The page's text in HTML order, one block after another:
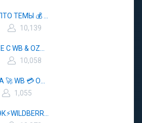
10,139
10,058
1,055